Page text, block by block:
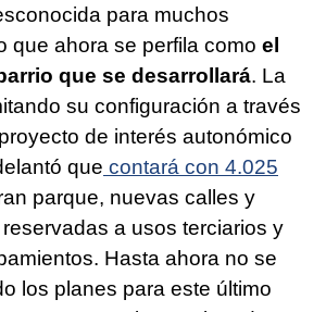
para muchos
que ahora se perfila como el
que se desarrollará. La
su configuración a través
de interés autonómico
que contará con 4.025
parque, nuevas calles y
a usos terciarios y
Hasta ahora no se
los planes para este último